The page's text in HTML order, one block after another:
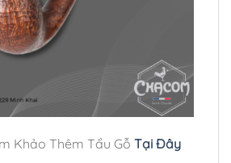
Khảo Thêm Tẩu Gỗ Tại Đây